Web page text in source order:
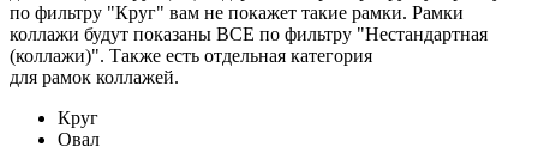
по фильтру "Круг" вам не покажет такие рамки. Рамки
коллажи будут показаны ВСЕ по фильтру "Нестандартная
(коллажи)". Также есть отдельная категория
для рамок коллажей.
Круг
Овал